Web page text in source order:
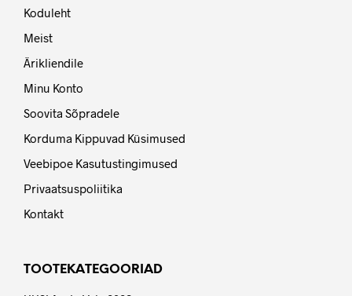
Koduleht
Meist
Ärikliendile
Minu Konto
Soovita Sõpradele
Korduma Kippuvad Küsimused
Veebipoe Kasutustingimused
Privaatsuspoliitika
Kontakt
TOOTEKATEGOORIAD